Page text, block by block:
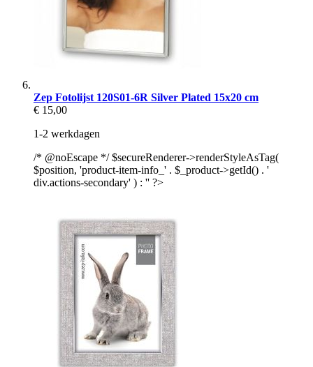
Zep Fotolijst 120S01-6R Silver Plated 15x20 cm
€ 15,00
1-2 werkdagen
/* @noEscape */ $secureRenderer->renderStyleAsTag(
$position, 'product-item-info_' . $_product->getId() . '
div.actions-secondary' ) : '' ?>